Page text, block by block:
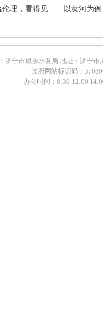
伦理，看得见——以黄河为例
济宁市城乡水务局 地址：济宁
政府网站标识码：
办公时间：8:30-12:00